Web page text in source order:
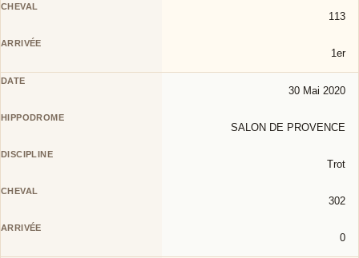
113
1er
30 Mai 2020
SALON DE PROVENCE
Trot
302
0